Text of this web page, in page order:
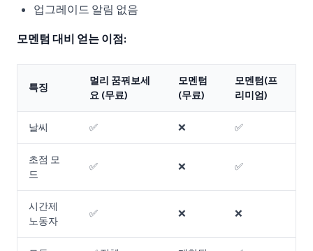
업그레이드 알림 없음
모멘텀 대비 얻는 이점:
특징
멀리 꿈꿔보세
요 (무료)
모멘텀
(무료)
모멘텀(프
리미엄)
날씨 ✅ ❌ ✅
초점 모
드
✅ ❌ ✅
시간제
노동자
✅ ❌ ❌